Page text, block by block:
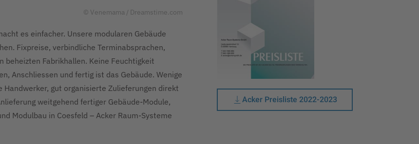
© Venemama / Dreamstime.com
es einfacher. Unsere modularen Gebäude
Fixpreise, verbindliche Terminabsprachen,
beheizten Fabrikhallen. Keine Feuchtigkeit
Anschliessen und fertig ist das Gebäude. Wenige
gut organisierte Zulieferungen direkt
weitgehend fertiger Gebäude-Module,
Modulbau in Coesfeld – Acker Raum-Systeme
Acker Preisliste 2022-2023